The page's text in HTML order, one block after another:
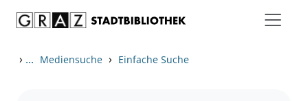
› ... Mediensuche › Einfache Suche